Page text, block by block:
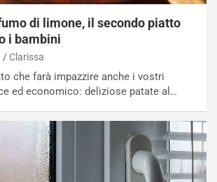
di limone, il secondo piatto
i bambini
Clarissa
che farà impazzire anche i vostri
ed economico: deliziose patate al…